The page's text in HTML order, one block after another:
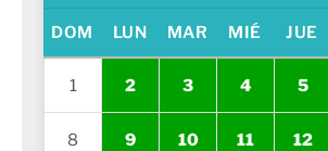
DOM LUN MAR MIÉ JUE
1 2 3 4 5
8 9 10 11 12